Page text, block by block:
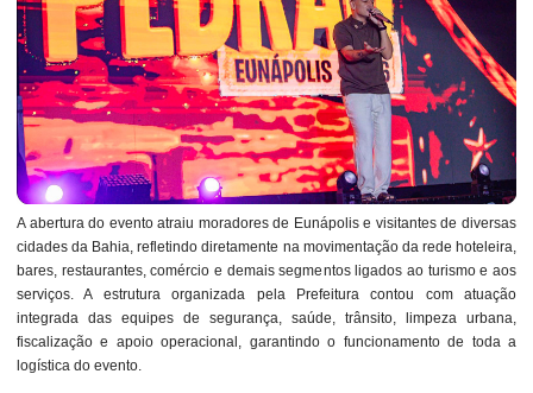
A abertura do evento atraiu moradores de Eunápolis e visitantes de diversas
cidades da Bahia, refletindo diretamente na movimentação da rede hoteleira,
bares, restaurantes, comércio e demais segmentos ligados ao turismo e aos
serviços. A estrutura organizada pela Prefeitura contou com atuação
integrada das equipes de segurança, saúde, trânsito, limpeza urbana,
fiscalização e apoio operacional, garantindo o funcionamento de toda a
logística do evento.